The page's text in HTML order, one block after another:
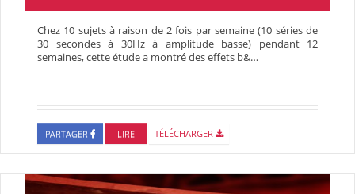
Chez 10 sujets à raison de 2 fois par semaine (10 séries de
30 secondes à 30Hz à amplitude basse) pendant 12
semaines, cette étude a montré des effets b&…
PARTAGER LIRE TÉLÉCHARGER